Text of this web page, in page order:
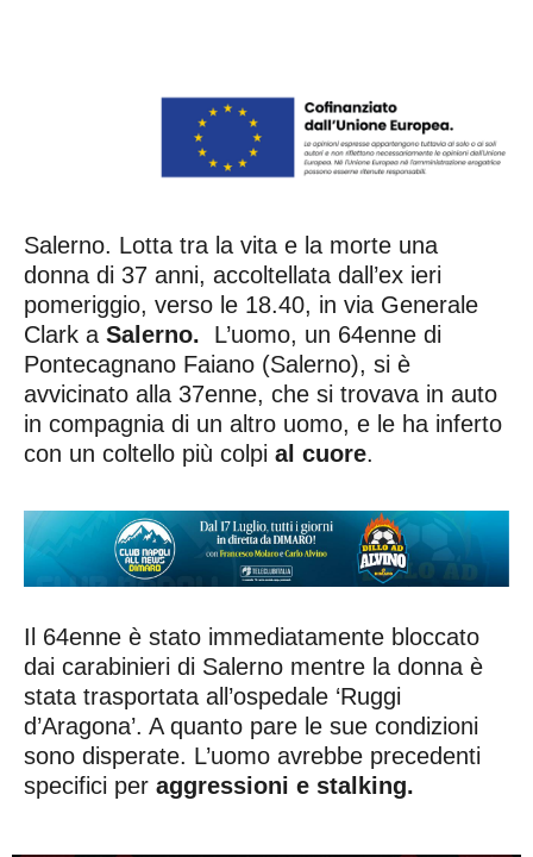
Salerno. Lotta tra la vita e la morte una
donna di 37 anni, accoltellata dall’ex ieri
pomeriggio, verso le 18.40, in via Generale
Clark a Salerno. L’uomo, un 64enne di
Pontecagnano Faiano (Salerno), si è
avvicinato alla 37enne, che si trovava in auto
in compagnia di un altro uomo, e le ha inferto
con un coltello più colpi al cuore.
Il 64enne è stato immediatamente bloccato
dai carabinieri di Salerno mentre la donna è
stata trasportata all’ospedale ‘Ruggi
d’Aragona’. A quanto pare le sue condizioni
sono disperate. L’uomo avrebbe precedenti
specifici per aggressioni e stalking.